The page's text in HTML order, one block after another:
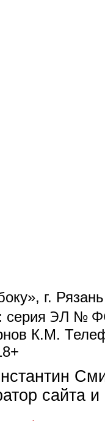
г.
серия ЭЛ №
К.М.
e-mail)
сайта